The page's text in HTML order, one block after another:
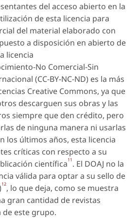
del acceso abierto en la
de esta licencia para
del material elaborado con
a disposición en abierto de
licencia
No Comercial-Sin
(CC-BY-NC-ND) es la más
Creative Commons, ya que
descarguen sus obras y las
siempre que den crédito, pero
de ninguna manera ni usarlas
los últimos años, esta licencia
críticas con respecto a su
científica11. El DOAJ no la
válida para optar a su sello de
12, lo que deja, como se muestra
gran cantidad de revistas
este grupo.